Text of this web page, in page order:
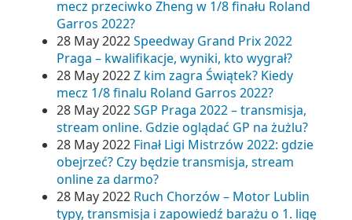
mecz przeciwko Zheng w 1/8 finału Roland
Garros 2022?
28 May 2022Speedway Grand Prix 2022
Praga – kwalifikacje, wyniki, kto wygrał?
28 May 2022Z kim zagra Świątek? Kiedy
mecz 1/8 finalu Roland Garros 2022?
28 May 2022SGP Praga 2022 – transmisja,
stream online. Gdzie oglądać GP na żużlu?
28 May 2022 Finał Ligi Mistrzów 2022: gdzie
obejrzeć? Czy będzie transmisja, stream
online za darmo?
28 May 2022 Ruch Chorzów – Motor Lublin
typy, transmisja i zapowiedź barażu o 1. ligę